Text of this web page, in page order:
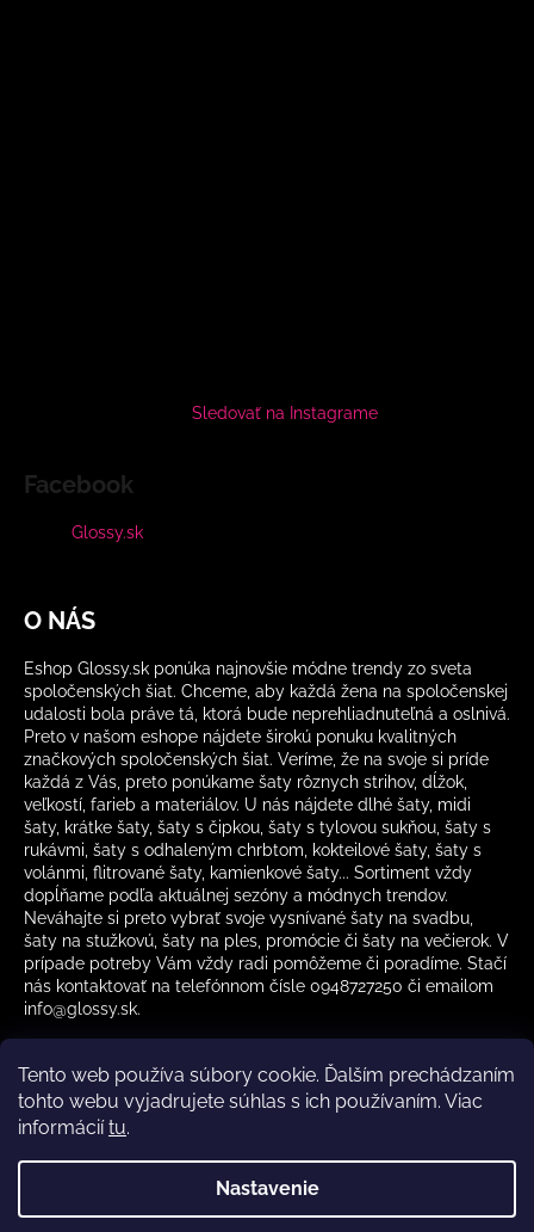
Tento web používa súbory cookie. Ďalším prechádzaním
tohto webu vyjadrujete súhlas s ich používaním. Viac
informáciítu.
Nastavenie
Sledovať na Instagrame
Facebook
Glossy.sk
O NÁS
Eshop Glossy.sk ponúka najnovšie módne trendy zo sveta
spoločenských šiat. Chceme, aby každá žena na spoločenskej
udalosti bola práve tá, ktorá bude neprehliadnuteľná a oslnivá.
Preto v našom eshope nájdete širokú ponuku kvalitných
značkových spoločenských šiat. Veríme, že na svoje si príde
každá z Vás, preto ponúkame šaty rôznych strihov, dĺžok,
veľkostí, farieb a materiálov. U nás nájdete dlhé šaty, midi
šaty, krátke šaty, šaty s čipkou, šaty s tylovou sukňou, šaty s
rukávmi, šaty s odhaleným chrbtom, kokteilové šaty, šaty s
volánmi, flitrované šaty, kamienkové šaty... Sortiment vždy
dopĺňame podľa aktuálnej sezóny a módnych trendov.
Neváhajte si preto vybrať svoje vysnívané šaty na svadbu,
šaty na stužkovú, šaty na ples, promócie či šaty na večierok. V
prípade potreby Vám vždy radi pomôžeme či poradíme. Stačí
nás kontaktovať na telefónnom čísle 0948727250 či emailom
info@glossy.sk.
Kamenná predajňa otváracia doba CZ